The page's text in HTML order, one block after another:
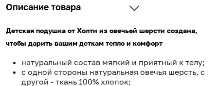
Описание товара
Детская подушка от Холти из овечьей шерсти создана,
чтобы дарить вашим деткам тепло и комфорт
натуральный состав мягкий и приятный к телу;
с одной стороны натуральная овечья шерсть, с
другой - ткань 100% хлопок;